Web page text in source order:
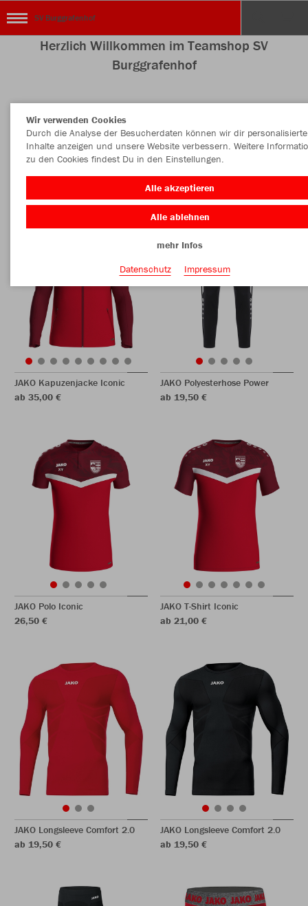
SV Burggrafenhof
Herzlich Willkommen im Teamshop SV
Burggrafenhof
Nachhaltig Farbe
JAKO Kapuzenjacke Iconic
ab 35,00 €
JAKO Polyesterhose Power
ab 19,50 €
JAKO Polo Iconic
26,50 €
JAKO T-Shirt Iconic
ab 21,00 €
JAKO Longsleeve Comfort 2.0
ab 19,50 €
JAKO Longsleeve Comfort 2.0
ab 19,50 €
Wir verwenden Cookies
Durch die Analyse der Besucherdaten können wir dir personalisierte
Inhalte anzeigen und unsere Website verbessern. Weitere
zu den Cookies findest Du in den Einstellungen.
Alle akzeptieren
Alle ablehnen
mehr Infos
Datenschutz
Impressum